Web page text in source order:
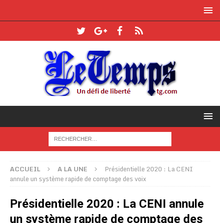
ACCUEIL A LA UNE
Présidentielle 2020 : La CENI
annule un système rapide de comptage des voix
Présidentielle 2020 : La CENI annule
un système rapide de comptage des